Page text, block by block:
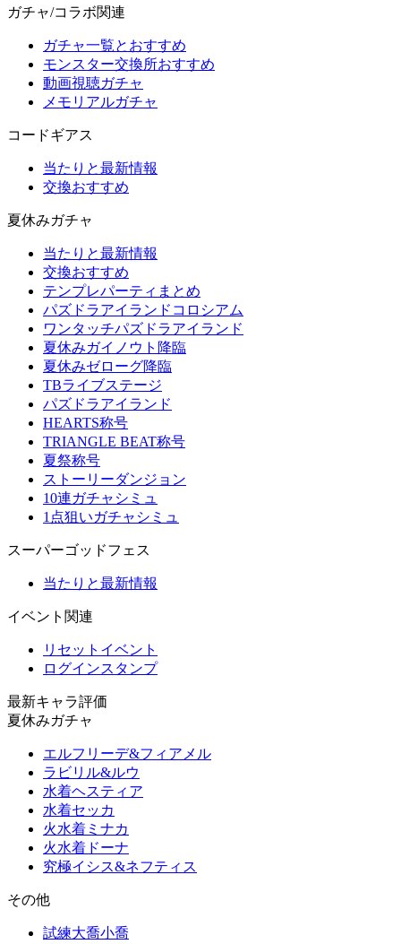
ガチャ/コラボ関連
ガチャ一覧とおすすめ
モンスター交換所おすすめ
動画視聴ガチャ
メモリアルガチャ
コードギアス
当たりと最新情報
交換おすすめ
夏休みガチャ
当たりと最新情報
交換おすすめ
テンプレパーティまとめ
パズドラアイランドコロシアム
ワンタッチパズドラアイランド
夏休みガイノウト降臨
夏休みゼローグ降臨
TBライブステージ
パズドラアイランド
HEARTS称号
TRIANGLE BEAT称号
夏祭称号
ストーリーダンジョン
10連ガチャシミュ
1点狙いガチャシミュ
スーパーゴッドフェス
当たりと最新情報
イベント関連
リセットイベント
ログインスタンプ
最新キャラ評価
夏休みガチャ
エルフリーデ&フィアメル
ラビリル&ルウ
水着ヘスティア
水着セッカ
火水着ミナカ
火水着ドーナ
究極イシス&ネフティス
その他
試練大喬小喬